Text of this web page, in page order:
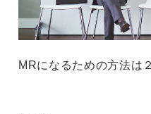
MRになるための方法は